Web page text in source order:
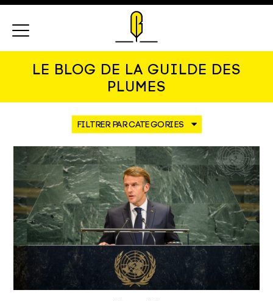
LE BLOG DE LA GUILDE DES
PLUMES